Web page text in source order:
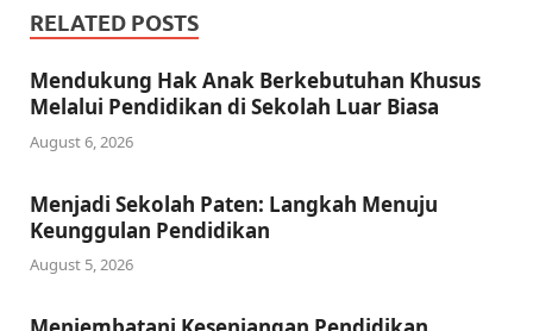
RELATED POSTS
Mendukung Hak Anak Berkebutuhan Khusus
Melalui Pendidikan di Sekolah Luar Biasa
August 6, 2026
Menjadi Sekolah Paten: Langkah Menuju
Keunggulan Pendidikan
August 5, 2026